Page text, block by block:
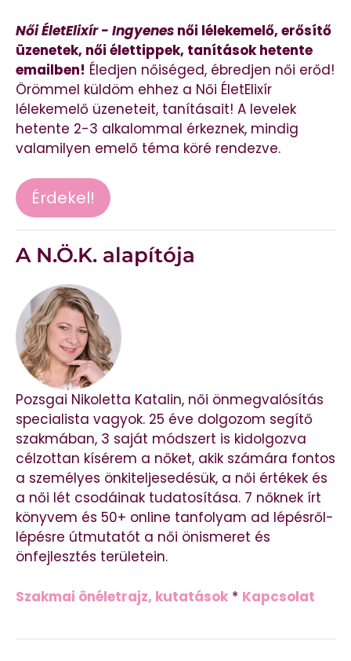
Női ÉletElixír - Ingyenes női lélekemelő, erősítő
üzenetek, női élettippek, tanítások hetente
emailben! Éledjen nőiséged, ébredjen női erőd!
Örömmel küldöm ehhez a Női ÉletElixír
lélekemelő üzeneteit, tanításait! A levelek
hetente 2-3 alkalommal érkeznek, mindig
valamilyen emelő téma köré rendezve.
Érdekel!
A N.Ö.K. alapítója
Pozsgai Nikoletta Katalin, női önmegvalósítás
specialista vagyok. 25 éve dolgozom segítő
szakmában, 3 saját módszert is kidolgozva
célzottan kísérem a nőket, akik számára fontos
a személyes önkiteljesedésük, a női értékek és
a női lét csodáinak tudatosítása. 7 nőknek írt
könyvem és 50+ online tanfolyam ad lépésről-
lépésre útmutatót a női önismeret és
önfejlesztés területein.
Szakmai önéletrajz, kutatások * Kapcsolat